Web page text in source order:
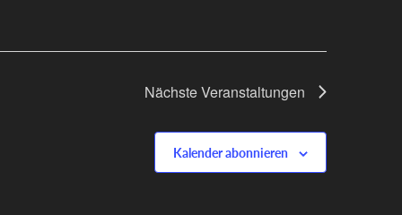
NächsteVeranstaltungen
Kalender abonnieren